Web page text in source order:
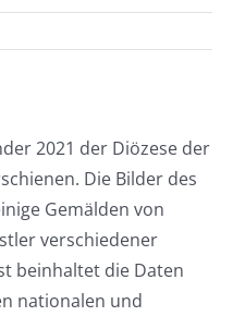
2021 der Diözese der
Die Bilder des
Gemälden von
verschiedener
beinhaltet die Daten
nationalen und